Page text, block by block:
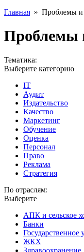
Главная » Проблемы и
Проблемы
Тематика:
Выберите категорию
IT
Аудит
Издательство
Качество
Маркетинг
Обучение
Оценка
Персонал
Право
Реклама
Стратегия
По отраслям:
Выберите
АПК и сельское
Банки
Государственное
ЖКХ
Здравоохранение